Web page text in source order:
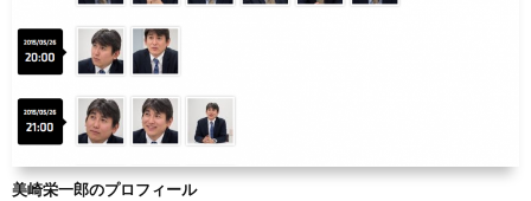
美崎栄一郎のプロフィール